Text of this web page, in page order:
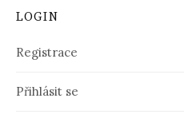
LOGIN
Registrace
Přihlásit se